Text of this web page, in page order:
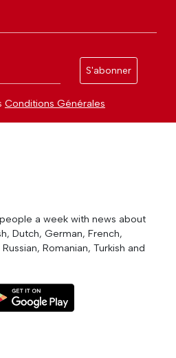
S'abonner
Conditions Générales
a week with news about
Dutch, German, French,
Romanian, Turkish and